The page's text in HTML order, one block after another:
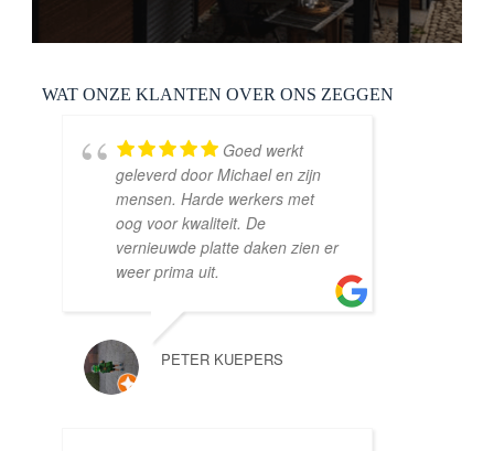
WAT ONZE KLANTEN OVER ONS ZEGGEN
Goed werkt
geleverd door Michael en zijn
mensen. Harde werkers met
oog voor kwaliteit. De
vernieuwde platte daken zien er
weer prima uit.
PETER KUEPERS